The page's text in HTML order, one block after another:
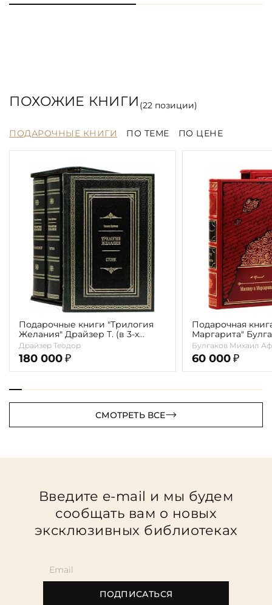
ПОХОЖИЕ КНИГИ (22позиции)
ПОДАРОЧНЫЕ КНИГИ ПО ТЕМЕ ПО ЦЕНЕ
Подарочные книги "Трилогия
Желания" Драйзер Т. (в 3-х
томах)
Драйзер Теодор
180 000 ₽
Подарочная
Маргарита"
Булгаков Михаил
60 000 ₽
СМОТРЕТЬ ВСЕ
Введите e-mail и мы будем
сообщать вам о новых
эксклюзивных библиотеках
ПОДПИСАТЬСЯ